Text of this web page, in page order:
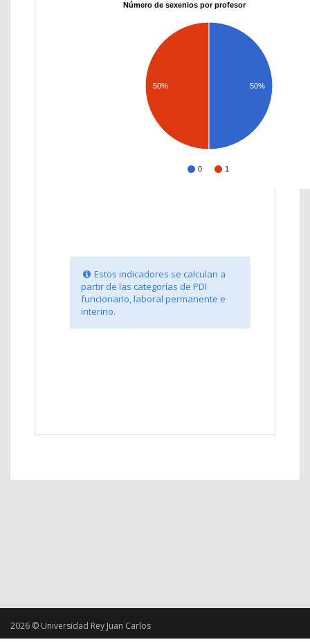
Número de sexenios por profesor
0 1
50% 50%
Estos indicadores se calculan a
partir de las categorías de PDI
funcionario, laboral permanente e
interino.
2026 © Universidad Rey Juan Carlos